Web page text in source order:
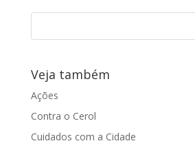
Veja também
Ações
Contra o Cerol
Cuidados com a Cidade